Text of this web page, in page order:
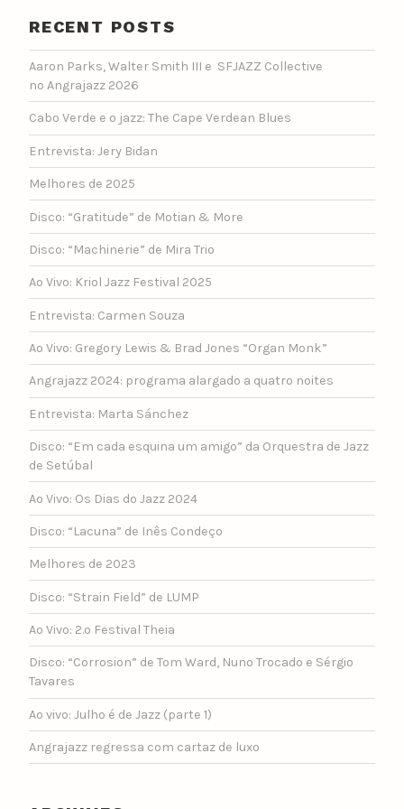
RECENT POSTS
Aaron Parks, Walter Smith III e SFJAZZ Collective
no Angrajazz 2026
Cabo Verde e o jazz: The Cape Verdean Blues
Entrevista: Jery Bidan
Melhores de 2025
Disco: “Gratitude” de Motian & More
Disco: “Machinerie” de Mira Trio
Ao Vivo: Kriol Jazz Festival 2025
Entrevista: Carmen Souza
Ao Vivo: Gregory Lewis & Brad Jones “Organ Monk”
Angrajazz 2024: programa alargado a quatro noites
Entrevista: Marta Sánchez
Disco: “Em cada esquina um amigo” da Orquestra de Jazz
de Setúbal
Ao Vivo: Os Dias do Jazz 2024
Disco: “Lacuna” de Inês Condeço
Melhores de 2023
Disco: “Strain Field” de LUMP
Ao Vivo: 2.º Festival Theia
Disco: “Corrosion” de Tom Ward, Nuno Trocado e Sérgio
Tavares
Ao vivo: Julho é de Jazz (parte 1)
Angrajazz regressa com cartaz de luxo